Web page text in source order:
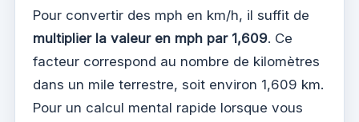
Pour convertir des mph en km/h, il suffit de
multiplier la valeur en mph par 1,609. Ce
facteur correspond au nombre de kilomètres
dans un mile terrestre, soit environ 1,609 km.
Pour un calcul mental rapide lorsque vous